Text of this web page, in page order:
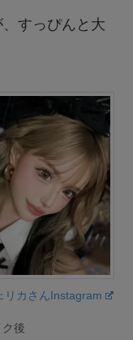
すっぴんと大
リカさんInstagram
後